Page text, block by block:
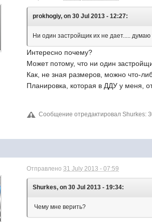
prokhogiy, on 30 Jul 2013 - 12:27:
Ни один застройщик их не дает..... думаю
Интересно почему?
Может потому, что ни один
Как, не зная размеров, можно что-
Планировка, которая в ДДУ у меня,
Сообщение отредактировал Shurkes:
Отправлено31 July 2013 - 07:59
Shurkes, on 30 Jul 2013 - 19:34:
Чему мне верить?